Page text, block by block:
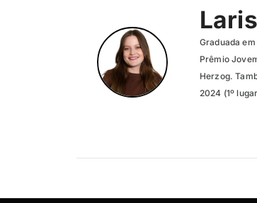
Graduada
Prêmio
Herzog.
2024 (1º